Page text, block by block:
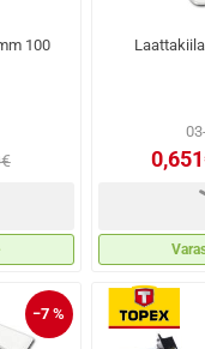
100
−7 %